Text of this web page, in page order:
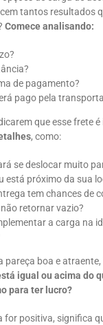
tantos resultados
Comece analisando:
de pagamento?
pago pela
que esse frete
, como:
se deslocar muito
está próximo da sua
tem chances de
retornar vazio?
a carga na
pareça boa e
igual ou acima do
para ter lucro?
for positiva, significa